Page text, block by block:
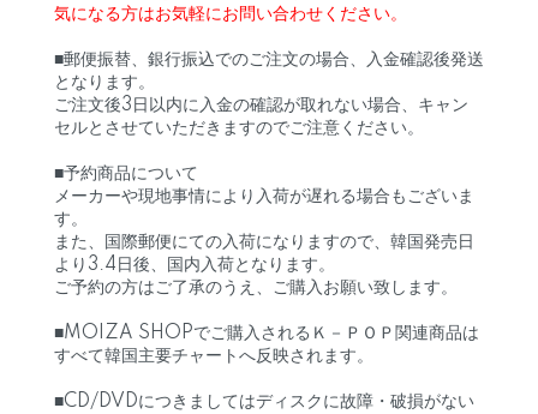
気になる方はお気軽にお問い合わせください。
■郵便振替、銀行振込でのご注文の場合、入金確認後発送
となります。
ご注文後3日以内に入金の確認が取れない場合、キャン
セルとさせていただきますのでご注意ください。
■予約商品について
メーカーや現地事情により入荷が遅れる場合もございま
す。
また、国際郵便にての入荷になりますので、韓国発売日
より3.4日後、国内入荷となります。
ご予約の方はご了承のうえ、ご購入お願い致します。
■MOIZA SHOPでご購入されるＫ－ＰＯＰ関連商品は
すべて韓国主要チャートへ反映されます。
■CD/DVDにつきましてはディスクに故障・破損がない